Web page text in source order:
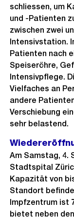
schliessen, um
und -Patienten
zwischen zwei
Intensivstation.
Patienten nach
Speiseröhre,
Intensivpflege.
Vielfaches an
andere
Verschiebung
sehr belastend.
Am Samstag, 4.
Stadtspital
Kapazität von
Standort
Impfzentrum ist
bietet neben